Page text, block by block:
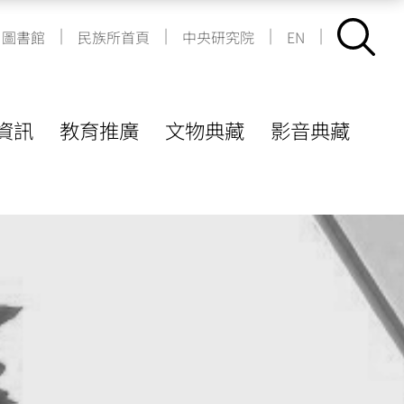
圖書館 | 民族所首頁 | 中央研究院 | EN |
訊 教育推廣 文物典藏 影音典藏